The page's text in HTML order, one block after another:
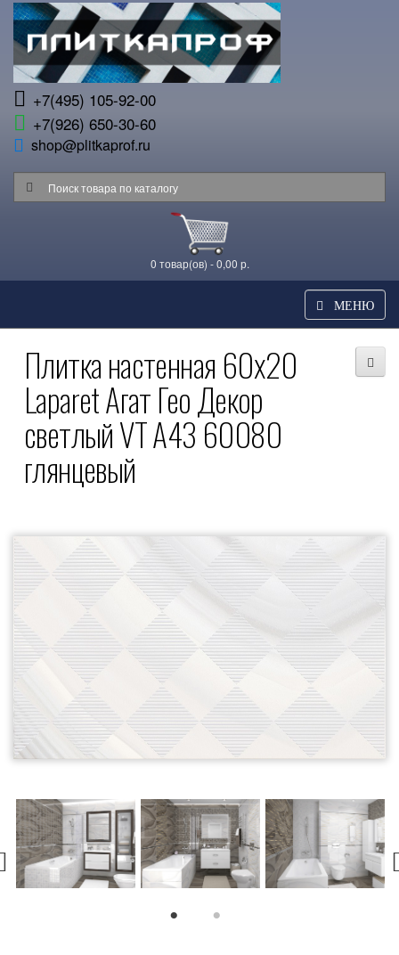
+7(495) 105-92-00
+7(926) 650-30-60
shop@plitkaprof.ru
0 товар(ов) - 0,00 р.
МЕНЮ
Плитка настенная 60x20
Laparet Агат Гео Декор
светлый VT A43 60080
глянцевый